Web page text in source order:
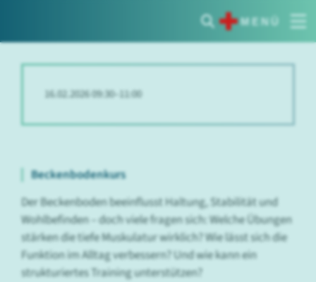
MENÜ
16.02.2026 09:30–11:00
Beckenbodenkurs
Der Beckenboden beeinflusst Haltung, Stabilität und
Wohlbefinden – doch viele fragen sich: Welche Übungen
stärken die tiefe Muskulatur wirklich? Wie lässt sich die
Funktion im Alltag verbessern? Und wie kann ein
strukturiertes Training unterstützen?